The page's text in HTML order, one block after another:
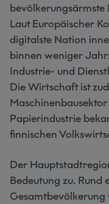
Laut Europäischer
digitalste Nation
binnen weniger
Industrie- und
Die Wirtschaft ist
Papierindustrie
finnischen
Der
Bedeutung zu. Rund